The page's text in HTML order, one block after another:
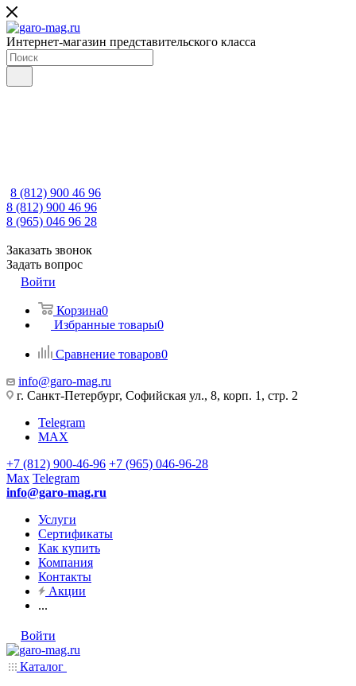
Интернет-магазин представительского класса
8 (812) 900 46 96
8 (812) 900 46 96
8 (965) 046 96 28
Заказать звонок
Задать вопрос
Войти
Корзина0
Избранные товары0
Сравнение товаров0
info@garo-mag.ru
г. Санкт-Петербург, Софийская ул., 8, корп. 1, стр. 2
Telegram
MAX
+7 (812) 900-46-96 +7 (965) 046-96-28
Max Telegram
info@garo-mag.ru
Услуги
Сертификаты
Как купить
Компания
Контакты
Акции
...
Войти
Каталог